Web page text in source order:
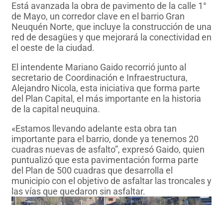
Está avanzada la obra de pavimento de la calle 1°
de Mayo, un corredor clave en el barrio Gran
Neuquén Norte, que incluye la construcción de una
red de desagües y que mejorará la conectividad en
el oeste de la ciudad.
El intendente Mariano Gaido recorrió junto al
secretario de Coordinación e Infraestructura,
Alejandro Nicola, esta iniciativa que forma parte
del Plan Capital, el más importante en la historia
de la capital neuquina.
«Estamos llevando adelante esta obra tan
importante para el barrio, donde ya tenemos 20
cuadras nuevas de asfalto”, expresó Gaido, quien
puntualizó que esta pavimentación forma parte
del Plan de 500 cuadras que desarrolla el
municipio con el objetivo de asfaltar las troncales y
las vías que quedaron sin asfaltar.